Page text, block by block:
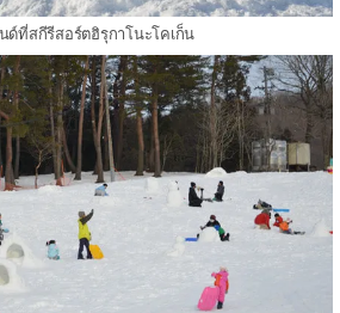
ด์ที่สกีรีสอร์ตฮิรุกาโนะโคเก็น